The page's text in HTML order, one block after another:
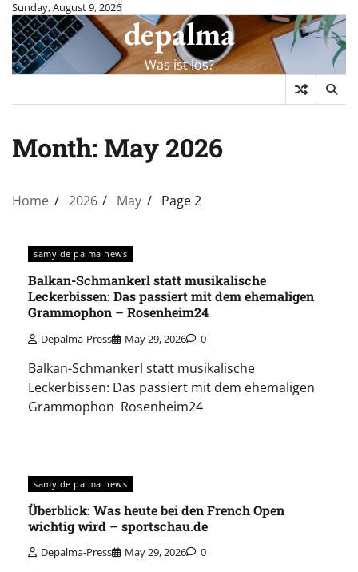
Skip
content
Sunday, August 9, 2026
depalma
Was ist los?
Month: May 2026
Home 2026 May Page 2
samy de palma news
Balkan-Schmankerl statt musikalische
Leckerbissen: Das passiert mit dem ehemaligen
Grammophon – Rosenheim24
Depalma-Press May 29, 2026 0
Balkan-Schmankerl statt musikalische
Leckerbissen: Das passiert mit dem ehemaligen
Grammophon Rosenheim24
samy de palma news
Überblick: Was heute bei den French Open
wichtig wird – sportschau.de
Depalma-Press May 29, 2026 0